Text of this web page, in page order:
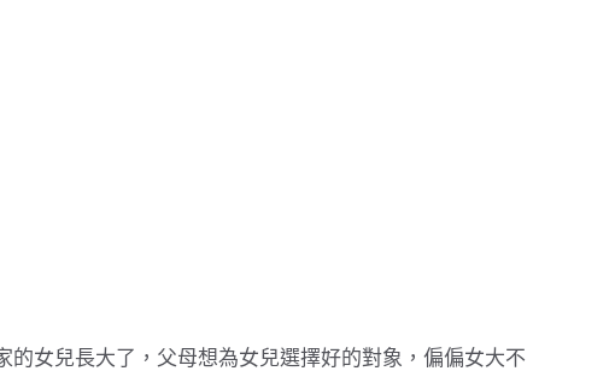
的女兒長大了，父母想為女兒選擇好的對象，偏偏女大不